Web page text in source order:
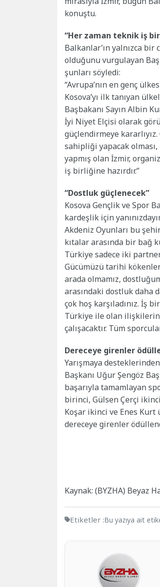
konuştu.
“Her zaman teknik iş
Balkanlar’ın yalnızca
olduğunu vurgulayan
şunları söyledi:
“Avrupa’nın en genç
Kosova’yı ilk tanıyan
Başbakanı Sayın Albin
İyi Niyet Elçisi olarak
güçlendirmeye
sahipliği yapacak
yapmış olan İzmir,
iş birliğine hazırdır.”
“Dostluk güçlenecek”
Kosova Gençlik ve Spor
kardeşlik için
Akdeniz Oyunları bu
kıtalar arasında bir bağ
Türkiye sadece iki
Gücümüzü tarihi
arada olmamız,
arasındaki dostluk daha
çok hoş karşıladınız. İş
Türkiye ile olan
çalışacaktır. Tüm
Dereceye girenler
Yarışmaya
Başkanı Uğur Şengöz
başarıyla tamamlayan
birinci, Gülsen Çerçi
Koşar ikinci ve Enes Kurt
dereceye girenler
Kaynak: (BYZHA) Beyaz
Etiketler :Bu yazıya ait